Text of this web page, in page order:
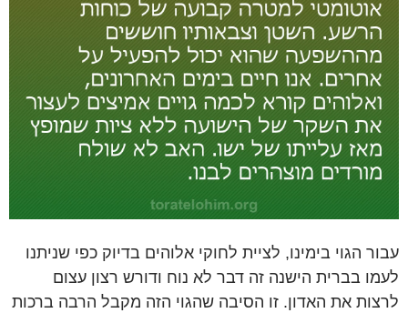
עבור הגוי בימינו, לציית לחוקי אלוהים בדיוק כפי שניתנו
לעמו בברית הישנה זה דבר לא נוח ודורש רצון עצום
לרצות את האדון. זו הסיבה שהגוי הזה מקבל הרבה ברכות